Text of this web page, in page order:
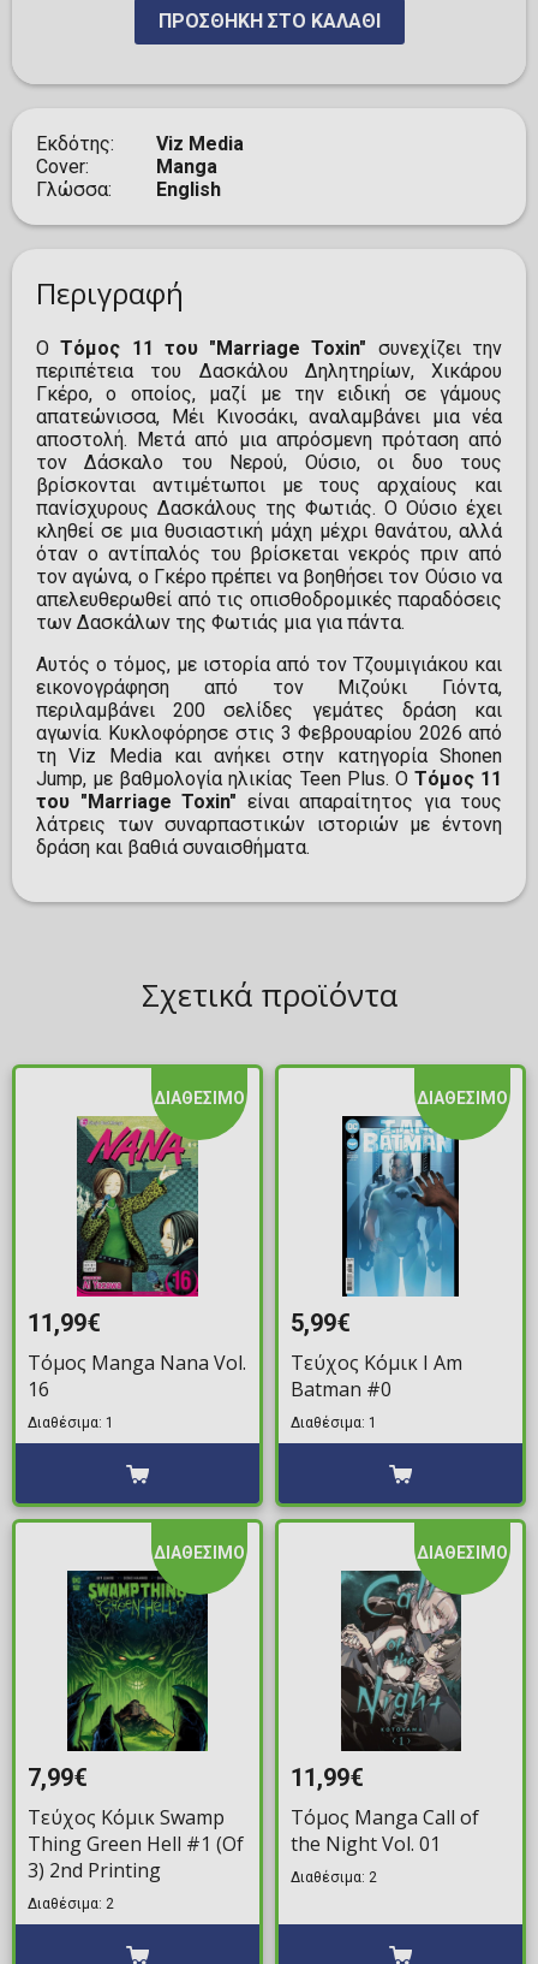
ΠΡΟΣΘΉΚΗ ΣΤΟ ΚΑΛΆΘΙ
Εκδότης
Viz Media
Cover
Manga
Γλώσσα
English
Περιγραφή
ΟΤόμος 11 του "Marriage Toxin" συνεχίζει την
περιπέτεια του Δασκάλου Δηλητηρίων, Χικάρου
Γκέρο, ο οποίος, μαζί με την ειδική σε γάμους
απατεώνισσα, Μέι Κινοσάκι, αναλαμβάνει μια νέα
αποστολή. Μετά από μια απρόσμενη πρόταση από
τον Δάσκαλο του Νερού, Ούσιο, οι δυο τους
βρίσκονται αντιμέτωποι με τους αρχαίους και
πανίσχυρους Δασκάλους της Φωτιάς. Ο Ούσιο έχει
κληθεί σε μια θυσιαστική μάχη μέχρι θανάτου, αλλά
όταν ο αντίπαλός του βρίσκεται νεκρός πριν από
τον αγώνα, ο Γκέρο πρέπει να βοηθήσει τον Ούσιο να
απελευθερωθεί από τις οπισθοδρομικές παραδόσεις
των Δασκάλων της Φωτιάς μια για πάντα.
Αυτός ο τόμος, με ιστορία από τον Τζουμιγιάκου και
εικονογράφηση από τον Μιζούκι Γιόντα,
περιλαμβάνει 200 σελίδες γεμάτες δράση και
αγωνία. Κυκλοφόρησε στις 3 Φεβρουαρίου 2026 από
τη Viz Media και ανήκει στην κατηγορία Shonen
Jump, με βαθμολογία ηλικίας Teen Plus. Ο Τόμος 11
του "Marriage Toxin" είναι απαραίτητος για τους
λάτρεις των συναρπαστικών ιστοριών με έντονη
δράση και βαθιά συναισθήματα.
Σχετικά προϊόντα
ΔΙΑΘΕΣΙΜΟ
11,99€
Τόμος Manga Nana Vol.
16
Διαθέσιμα: 1
ΔΙΑΘΕΣΙΜΟ
5,99€
Τεύχος Κόμικ I Am
Batman #0
Διαθέσιμα: 1
ΔΙΑΘΕΣΙΜΟ
7,99€
Τεύχος Κόμικ Swamp
Thing Green Hell #1 (Of
3) 2nd Printing
Διαθέσιμα: 2
ΔΙΑΘΕΣΙΜΟ
11,99€
Τόμος Manga Call of
the Night Vol. 01
Διαθέσιμα: 2